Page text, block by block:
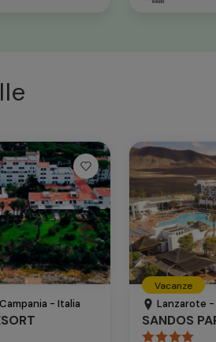
- Italia
Vacanze
Lanzarote -
SANDOS